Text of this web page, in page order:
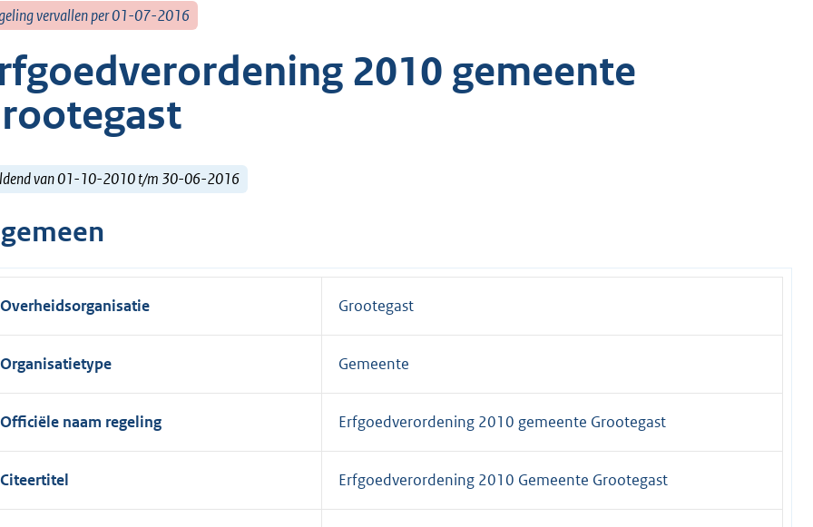
vervallen per 01-07-2016
2010 gemeente
van 01-10-2010 t/m 30-06-2016
Overheidsorganisatie Grootegast
Organisatietype Gemeente
Officiële naam regeling Erfgoedverordening 2010 gemeente Grootegast
Citeertitel Erfgoedverordening 2010 Gemeente Grootegast